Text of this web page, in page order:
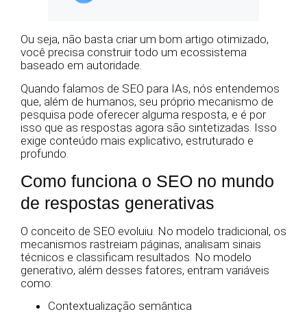
Ou seja, não basta criar um bom artigo otimizado,
você precisa construir todo um ecossistema
baseado em autoridade.
Quando falamos de SEO para IAs, nós entendemos
que, além de humanos, seu próprio mecanismo de
pesquisa pode oferecer alguma resposta, e é por
isso que as respostas agora são sintetizadas. Isso
exige conteúdo mais explicativo, estruturado e
profundo.
Como funciona o SEO no mundo
de respostas generativas
O conceito de SEO evoluiu. No modelo tradicional, os
mecanismos rastreiam páginas, analisam sinais
técnicos e classificam resultados. No modelo
generativo, além desses fatores, entram variáveis
como:
Contextualização semântica